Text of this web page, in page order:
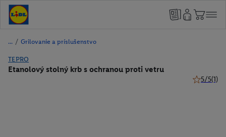
/ Grilovanie a príslušenstvo
TEPRO
Etanolový stolný krb s ochranou proti vetru
5/5(1)